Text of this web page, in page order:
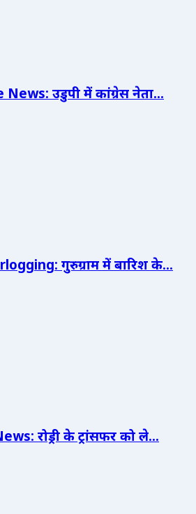
उडुपी में कांग्रेस नेता...
गुरुग्राम में बारिश के...
रोड्री के ट्रांसफर को ले...